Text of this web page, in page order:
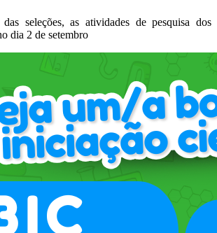
seleções, as atividades de pesquisa dos
dia 2 de setembro